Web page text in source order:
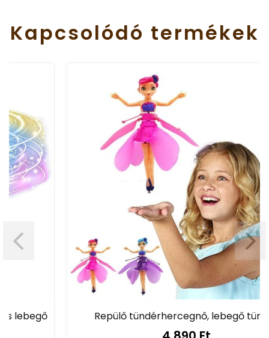
Kapcsolódó termékek
Repülő tündérhercegnő, lebegő tündér